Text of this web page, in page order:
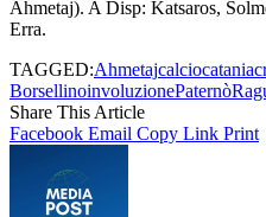
Ahmetaj). A Disp: Katsaros,
Erra.
TAGGED:Ahmetajcalciocatania
BorsellinoinvoluzionePaternò
Share This Article
Facebook Email Copy Link Print